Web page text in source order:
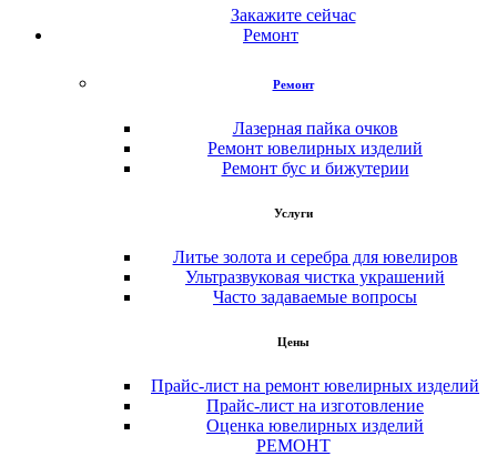
Закажите сейчас
Ремонт
Ремонт
Лазерная пайка очков
Ремонт ювелирных изделий
Ремонт бус и бижутерии
Услуги
Литье золота и серебра для ювелиров
Ультразвуковая чистка украшений
Часто задаваемые вопросы
Цены
Прайс-лист на ремонт ювелирных изделий
Прайс-лист на изготовление
Оценка ювелирных изделий
РЕМОНТ